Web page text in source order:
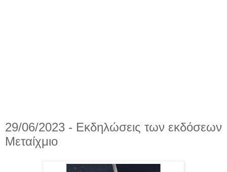
29/06/2023 - Εκδηλώσεις των εκδόσεων
Μεταίχμιο